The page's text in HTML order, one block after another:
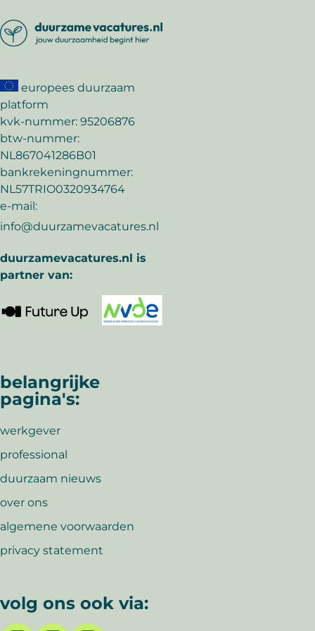
europees duurzaam
platform
kvk-nummer: 95206876
btw-nummer:
NL867041286B01
bankrekeningnummer:
NL57TRIO0320934764
e-mail:
info@duurzamevacatures.nl
duurzamevacatures.nl is
partner van:
belangrijke
pagina's:
werkgever
professional
duurzaam nieuws
over ons
algemene voorwaarden
privacy statement
volg ons ook via: